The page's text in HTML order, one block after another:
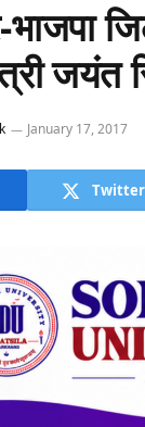
जयंत
January 17, 2017
Twitter